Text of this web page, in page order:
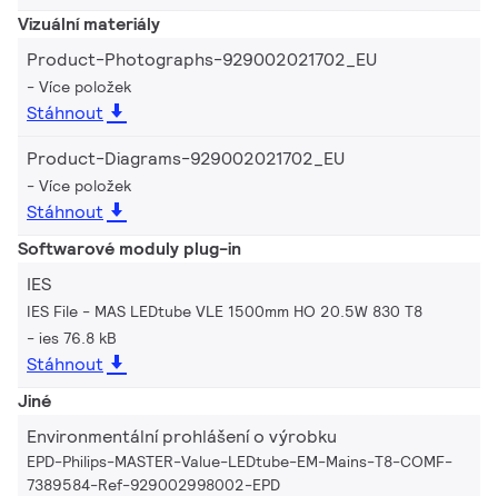
Vizuální materiály
Product-Photographs-929002021702_EU
Více položek
Stáhnout
Product-Diagrams-929002021702_EU
Více položek
Stáhnout
Softwarové moduly plug-in
IES
IES File - MAS LEDtube VLE 1500mm HO 20.5W 830 T8
ies 76.8 kB
Stáhnout
Jiné
Environmentální prohlášení o výrobku
EPD-Philips-MASTER-Value-LEDtube-EM-Mains-T8-COMF-
7389584-Ref-929002998002-EPD